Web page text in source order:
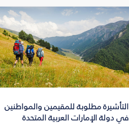
التأشيرة مطلوبة للمقيمين والمواطنين
في دولة الإمارات العربية المتحدة